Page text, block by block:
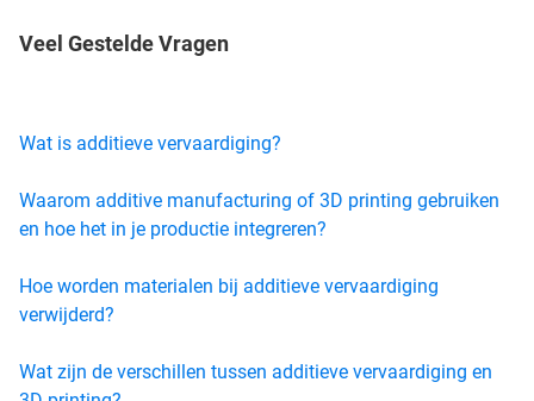
Veel Gestelde Vragen
Wat is additieve vervaardiging?
Waarom additive manufacturing of 3D printing gebruiken
en hoe het in je productie integreren?
Hoe worden materialen bij additieve vervaardiging
verwijderd?
Wat zijn de verschillen tussen additieve vervaardiging en